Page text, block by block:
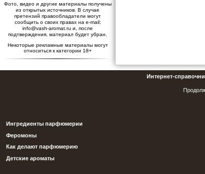
Фото, видео и другие материалы получены
из открытых источников. В случае
претензий правообладатели могут
сообщить о своих правах на e-mail:
info@vash-aromat.ru и, после
подтверждения, материал будет убран.
Некоторые рекламные материалы могут
относиться к категории 18+
Интернет-
Ингредиенты парфюмерии
Феромоны
Как делают парфюмерию
Детские ароматы